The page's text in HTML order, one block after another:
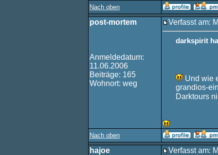
Nach oben
post-mortem
Anmeldedatum:
11.06.2006
Beiträge: 165
Wohnort: weg
Verfasst am:
darkspirit
Und wie
grandios-
Darktours
Nach oben
hajoe Verfasst am: